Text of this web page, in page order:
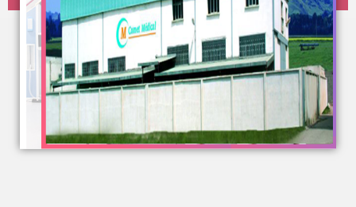
Nos produits
Lire la suite